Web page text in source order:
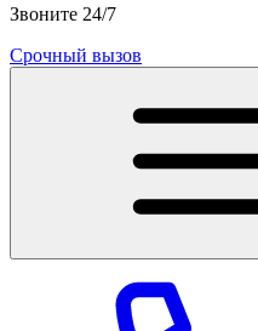
Звоните 24/7
Срочный вызов